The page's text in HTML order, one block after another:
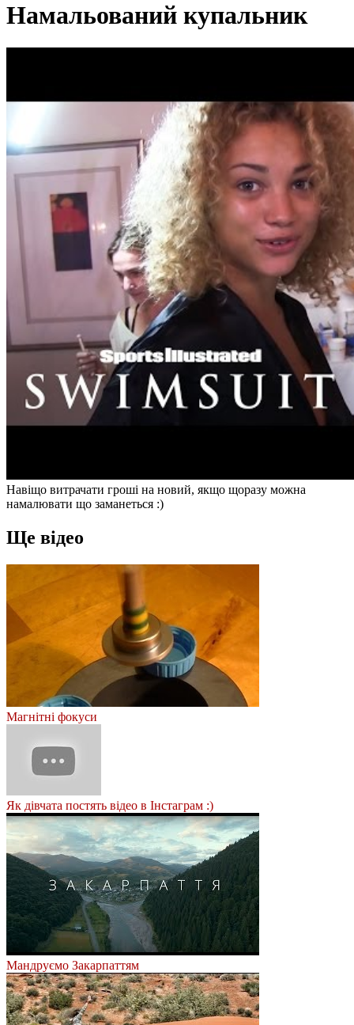
Намальований купальник
Навіщо витрачати гроші на новий, якщо щоразу можна
намалювати що заманеться :)
Ще відео
Магнітні фокуси
Як дівчата постять відео в Інстаграм :)
Мандруємо Закарпаттям